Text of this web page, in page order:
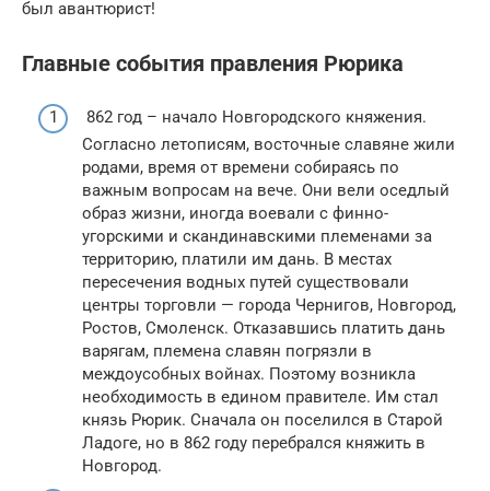
был авантюрист!
Главные события правления Рюрика
862 год – начало Новгородского княжения.
Согласно летописям, восточные славяне жили
родами, время от времени собираясь по
важным вопросам на вече. Они вели оседлый
образ жизни, иногда воевали с финно-
угорскими и скандинавскими племенами за
территорию, платили им дань. В местах
пересечения водных путей существовали
центры торговли — города Чернигов, Новгород,
Ростов, Смоленск. Отказавшись платить дань
варягам, племена славян погрязли в
междоусобных войнах. Поэтому возникла
необходимость в едином правителе. Им стал
князь Рюрик. Сначала он поселился в Старой
Ладоге, но в 862 году перебрался княжить в
Новгород.